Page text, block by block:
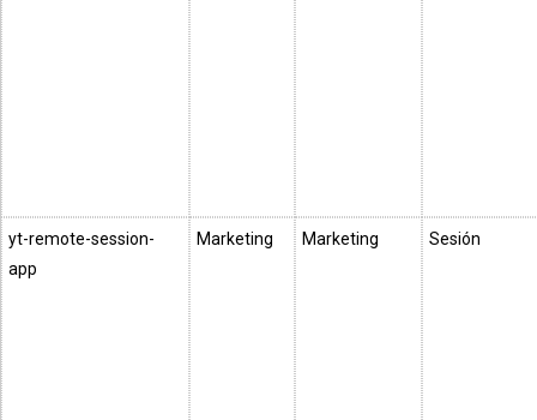
yt-remote-session-
app
Marketing Marketing Sesión